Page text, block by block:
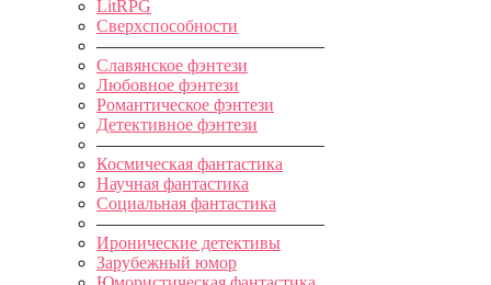
LitRPG
Сверхспособности
—————————————
Славянское фэнтези
Любовное фэнтези
Романтическое фэнтези
Детективное фэнтези
—————————————
Космическая фантастика
Научная фантастика
Социальная фантастика
—————————————
Иронические детективы
Зарубежный юмор